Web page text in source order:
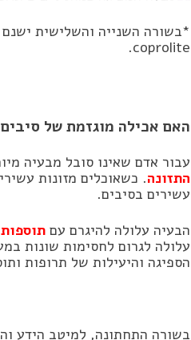
*בשורה השנייה והשלישית
coprolite.
האם אכילה מוגזמת של
עבור אדם שאינו סובל מבעיה
התזונה. כשאוכלים מזונות
עשירים בסיבים.
הבעיה עלולה להיגרם עם תוספות
עלולה לגרום לחסימות שונות
הספיגה והיעילות של תרופות
בשורה התחתונה, למיטב הידע